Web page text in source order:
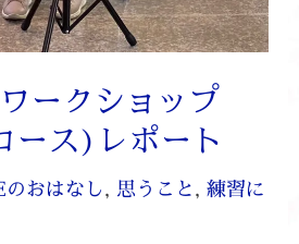
ークショップ
ース)レポート
おはなし, 思うこと, 練習に